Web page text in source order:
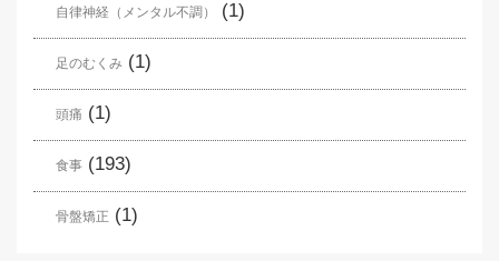
自律神経（メンタル不調） (1)
足のむくみ (1)
頭痛 (1)
食事 (193)
骨盤矯正 (1)